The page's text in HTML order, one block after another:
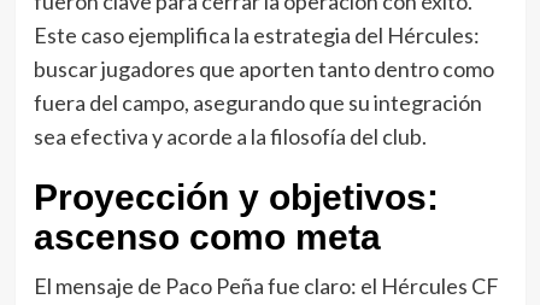
Este caso ejemplifica la estrategia del Hércules:
buscar jugadores que aporten tanto dentro como
fuera del campo, asegurando que su integración
sea efectiva y acorde a la filosofía del club.
Proyección y objetivos:
ascenso como meta
El mensaje de Paco Peña fue claro: el Hércules CF